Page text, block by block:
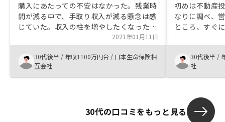
購入にあたっての不安はなかった。残業時
間が減る中で、手取り収入が減る懸念は感
じていた。収入の柱を増やしたくなった。
街で見つけた中古物件をレノシーの取り扱
いで購入できるようにならないか。
2021年01月11日
30代後半 / 年収1100万円台 / 日本生命保険相
互会社
初めは不動産
なりに調べ、
ところ、すぐ
者の回答が遅
かったかもし
30代後半 /
社
30代の口コミをもっと見る